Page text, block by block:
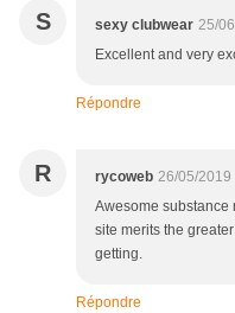
S sexy clubwear 25/
Excellent and very
Répondre
R rycoweb 26/05/2019
Awesome substance
site merits the
getting.
Répondre